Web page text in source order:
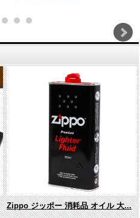
Zippo ジッポー 消耗品 オイル 大...